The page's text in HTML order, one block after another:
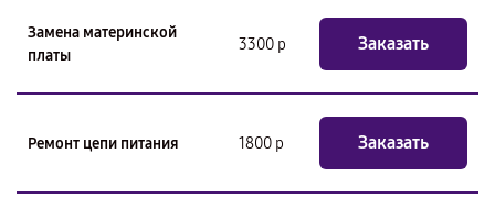
Замена материнской
платы
3300 р Заказать
Ремонт цепи питания 1800 р Заказать